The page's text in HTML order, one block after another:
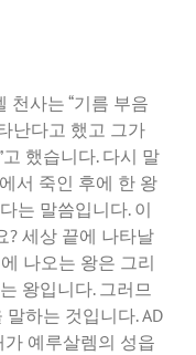
천사는 “기름 부음
난다고 했고 그가
했습니다. 다시 말
서 죽인 후에 한 왕
는 말씀입니다. 이
? 세상 끝에 나타날
나오는 왕은 그리
왕입니다. 그러므
하는 것입니다. AD
예루살렘의 성읍